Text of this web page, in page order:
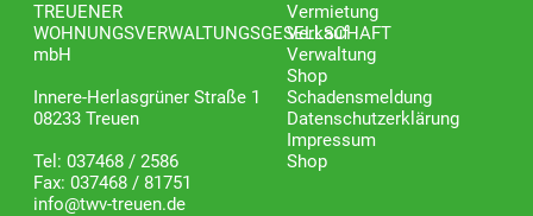
TREUENER
WOHNUNGSVERWALTUNGSGESELLSCHAFT
mbH
Innere-Herlasgrüner Straße 1
08233 Treuen
Tel: 037468 / 2586
Fax: 037468 / 81751
info@twv-treuen.de
Vermietung
Verkauf
Verwaltung
Shop
Schadensmeldung
Datenschutzerklärung
Impressum
Shop